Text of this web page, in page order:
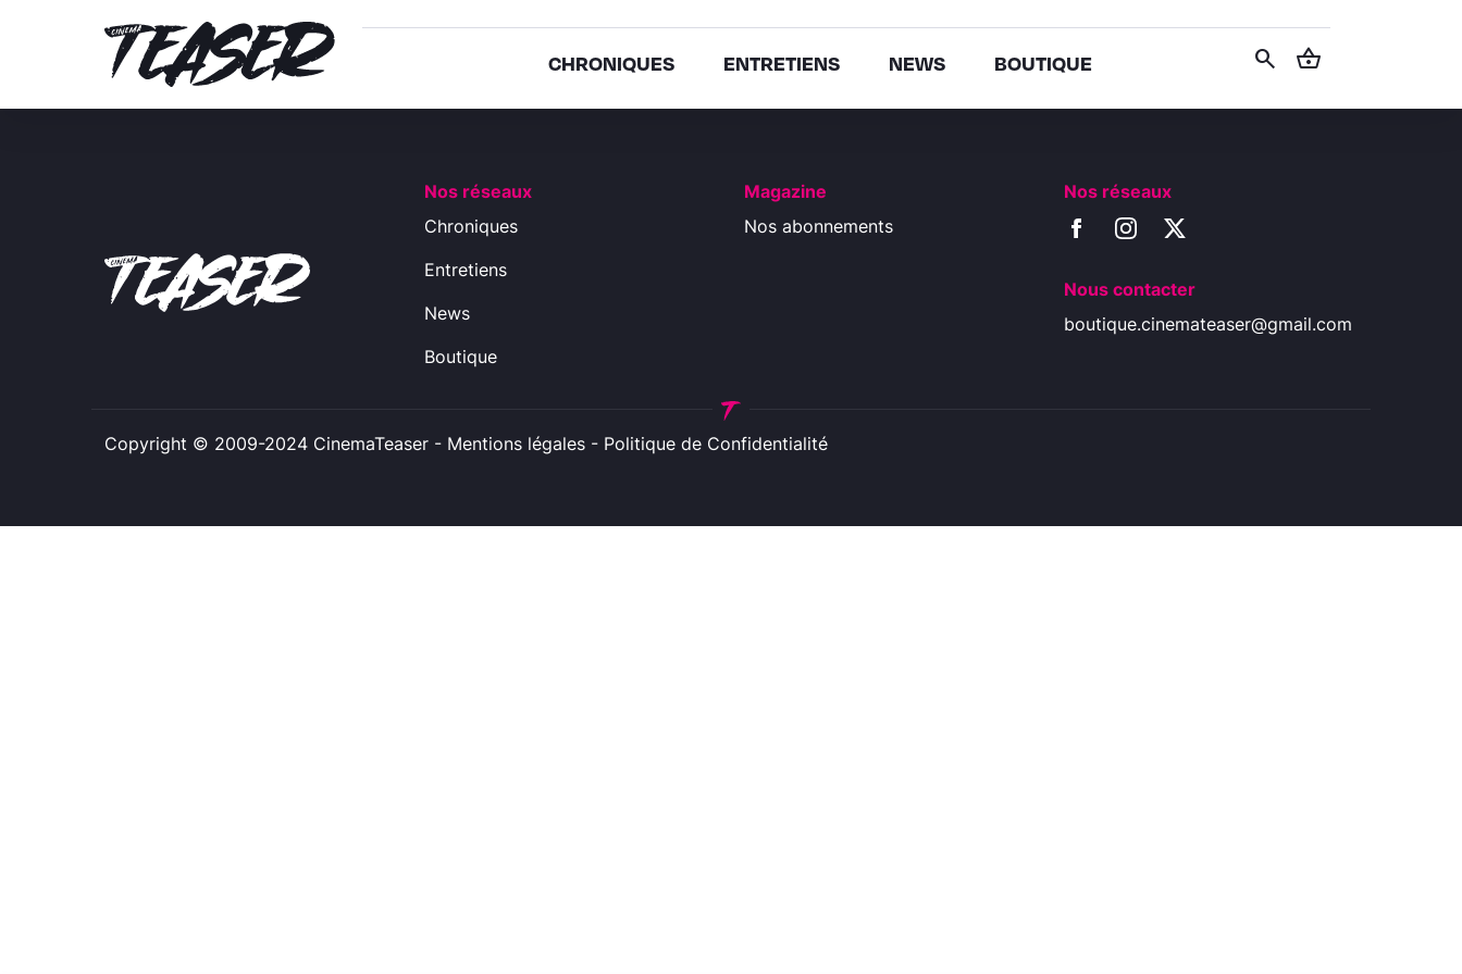
CHRONIQUES ENTRETIENS NEWS BOUTIQUE search shopping_basket
Nos réseaux
Chroniques
Entretiens
News
Boutique
Magazine
Nos abonnements
Nos réseaux
Nous contacter
boutique.cinemateaser@gmail.com
Copyright © 2009-2024 CinemaTeaser - Mentions légales - Politique de Confidentialité